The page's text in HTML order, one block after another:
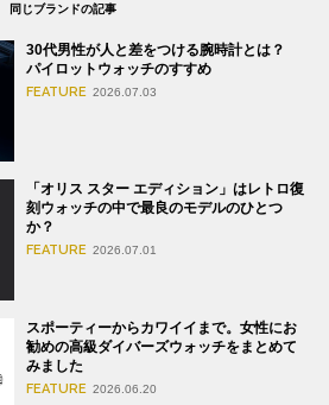
同じブランドの記事
30代男性が人と差をつける腕時計とは？
パイロットウォッチのすすめ
FEATURE 2026.07.03
「オリス スター エディション」はレトロ復
刻ウォッチの中で最良のモデルのひとつ
か？
FEATURE 2026.07.01
スポーティーからカワイイまで。女性にお
勧めの高級ダイバーズウォッチをまとめて
みました
FEATURE 2026.06.20